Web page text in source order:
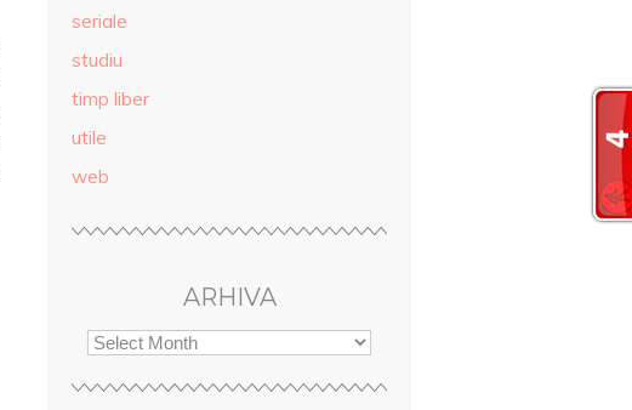
seriale
studiu
timp liber
utile
web
ARHIVA